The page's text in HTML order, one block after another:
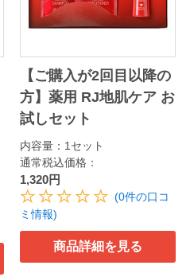
【ご購入が2回目以降の
方】薬用 RJ地肌ケア お
試しセット
内容量：1セット
通常税込価格：
1,320円
(0件の口コ
ミ情報)
商品詳細を見る